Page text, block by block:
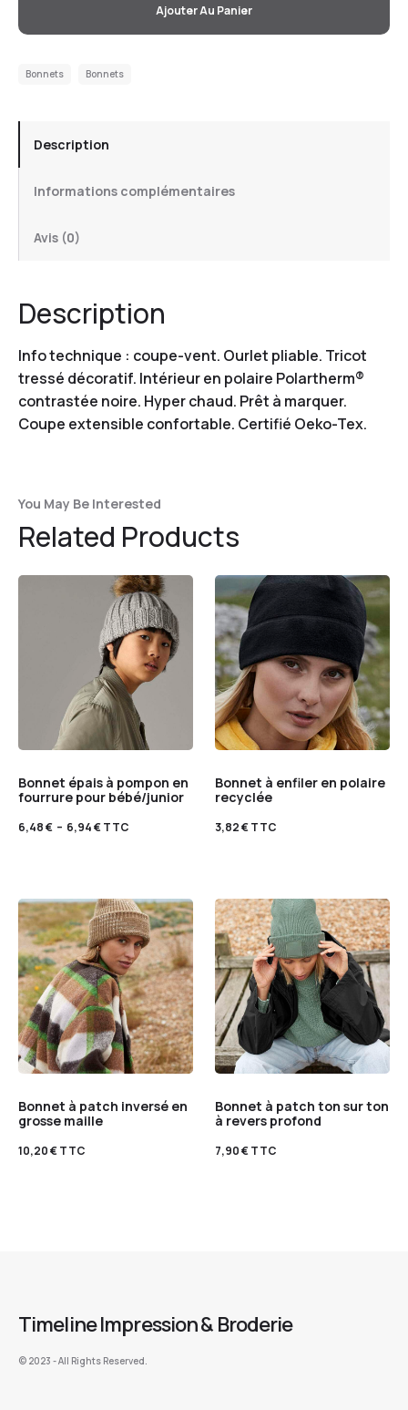
Ajouter Au Panier
Bonnets Bonnets
Description
Informations complémentaires
Avis (0)
Description
Info technique : coupe-vent. Ourlet pliable. Tricot
tressé décoratif. Intérieur en polaire Polartherm®
contrastée noire. Hyper chaud. Prêt à marquer.
Coupe extensible confortable. Certifié Oeko-Tex.
You May Be Interested
Related Products
Bonnet épais à pompon en
fourrure pour bébé/junior
6,48€ – 6,94€TTC
Bonnet à enfiler en polaire
recyclée
3,82€TTC
Bonnet à patch inversé en
grosse maille
10,20€TTC
Bonnet à patch ton sur ton
à revers profond
7,90€TTC
Timeline Impression & Broderie
©️ 2023 - All Rights Reserved.